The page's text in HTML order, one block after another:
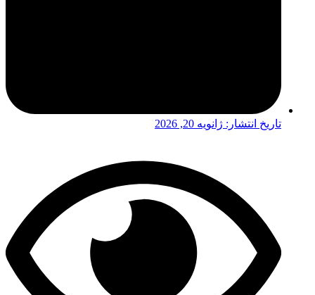
تاریخ انتشار: ژانویه 20, 2026